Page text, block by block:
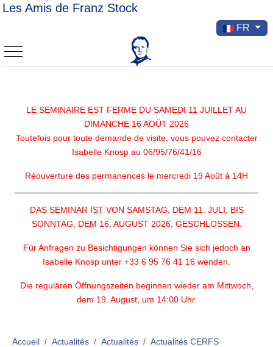
Les Amis de Franz Stock
Sélectionnez
FR
Mobile Menu Toggle
LE SEMINAIRE EST FERME DU SAMEDI 11 JUILLET AU
DIMANCHE 16 AOÜT 2026
Toutefois pour toute demande de visite, vous pouvez contacter
Isabelle Knosp au 06/95/76/41/16
Réouverture des permanences le mercredi 19 Août à 14H
DAS SEMINAR IST VON SAMSTAG, DEM 11. JULI, BIS
SONNTAG, DEM 16. AUGUST 2026, GESCHLOSSEN.
Für Anfragen zu Besichtigungen können Sie sich jedoch an
Isabelle Knosp unter +33 6 95 76 41 16 wenden.
Die regulären Öffnungszeiten beginnen wieder am Mittwoch,
dem 19. August, um 14:00 Uhr.
Accueil Actualités Actualités
Actualités CERFS